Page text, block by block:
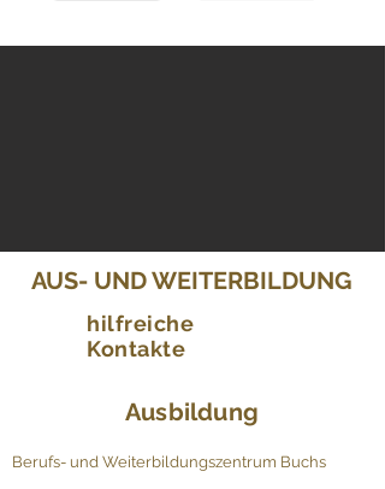
AUS- UND WEITERBILDUNG
hilfreiche
Kontakte
Ausbildung
Berufs- und Weiterbildungszentrum Buchs